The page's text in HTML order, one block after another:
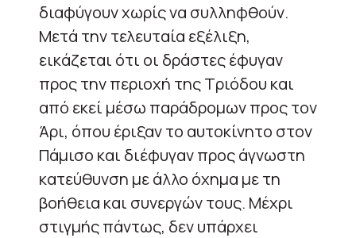
διαφύγουν χωρίς να συλληφθούν.
Μετά την τελευταία εξέλιξη,
εικάζεται ότι οι δράστες έφυγαν
προς την περιοχή της Τριόδου και
από εκεί μέσω παράδρομων προς τον
Άρι, όπου έριξαν το αυτοκίνητο στον
Πάμισο και διέφυγαν προς άγνωστη
κατεύθυνση με άλλο όχημα με τη
βοήθεια και συνεργών τους. Μέχρι
στιγμής πάντως, δεν υπάρχει